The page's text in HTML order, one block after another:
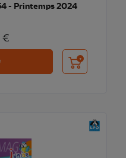
- Printemps 2024
€
Ajouter au